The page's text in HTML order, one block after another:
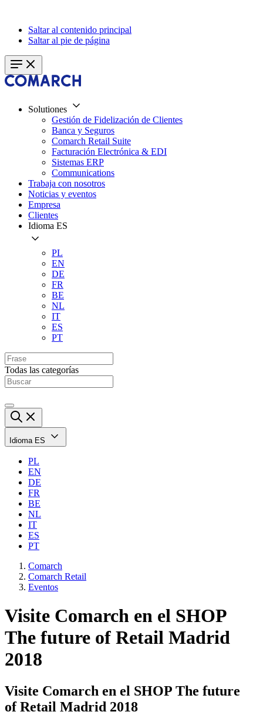
Saltar al contenido principal
Saltar al pie de página
Solutiones
Gestión de Fidelización de Clientes
Banca y Seguros
Comarch Retail Suite
Facturación Electrónica & EDI
Sistemas ERP
Communications
Trabaja con nosotros
Noticias y eventos
Empresa
Clientes
Idioma ES
PL
EN
DE
FR
BE
NL
IT
ES
PT
Todas las categorías
Idioma ES
PL
EN
DE
FR
BE
NL
IT
ES
PT
Comarch
Comarch Retail
Eventos
Visite Comarch en el SHOP
The future of Retail Madrid
2018
Visite Comarch en el SHOP The future
of Retail Madrid 2018